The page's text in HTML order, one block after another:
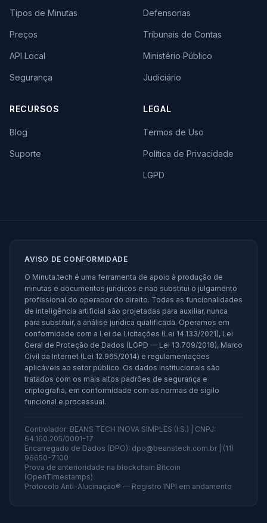
Tipos de Minutas
Preços
API Local
Segurança
Defensorias
Tribunais de Contas
Ministério Público
Judiciário
RECURSOS
Blog
Suporte
LEGAL
Termos de Uso
Política de Privacidade
LGPD
AVISO DE CONFORMIDADE
O Minuta.tech é uma ferramenta de apoio à produção de
minutas e documentos jurídicos e não substitui o julgamento
profissional do operador do direito. Todas as funcionalidades
de inteligência artificial são projetadas para auxiliar, nunca
para substituir, a análise jurídica qualificada. Operamos em
conformidade com a Lei de Licitações (Lei 14.133/2021), Lei
Geral de Proteção de Dados (LGPD — Lei 13.709/2018), Marco
Civil da Internet (Lei 12.965/2014) e regulamentações
aplicáveis ao setor público. Os dados institucionais são
tratados com os mais altos padrões de segurança e
criptografia, em conformidade com as normas de sigilo
funcional e processual.
Controlador: BEANS TECH INOVA SIMPLES (I.S.) | CNPJ:
64.160.205/0001-17
Encarregado de Dados (DPO): dpo@beanstech.com.br | (11)
96650-7100
Prova de anterioridade na blockchain Bitcoin
(OpenTimestamps)
Protocolo Anti-Alucinação® — Registro INPI em andamento